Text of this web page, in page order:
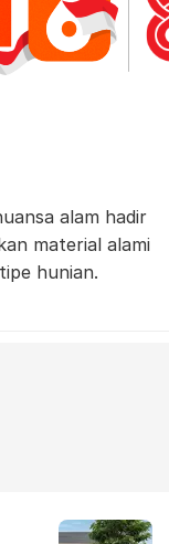
alam hadir
material alami
hunian.